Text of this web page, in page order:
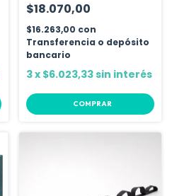
$18.070,00
$16.263,00 con
Transferencia o depósito
bancario
3x $6.023,33sin interés
COMPRAR